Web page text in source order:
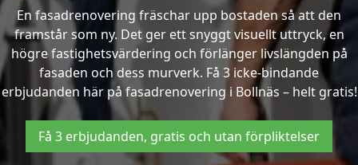
En fasadrenovering fräschar upp bostaden så att den
framstår som ny. Det ger ett snyggt visuellt uttryck, en
högre fastighetsvärdering och förlänger livslängden på
fasaden och dess murverk. Få 3 icke-bindande
erbjudanden här på fasadrenovering i Bollnäs – helt gratis!
Få 3 erbjudanden, gratis och utan förpliktelser